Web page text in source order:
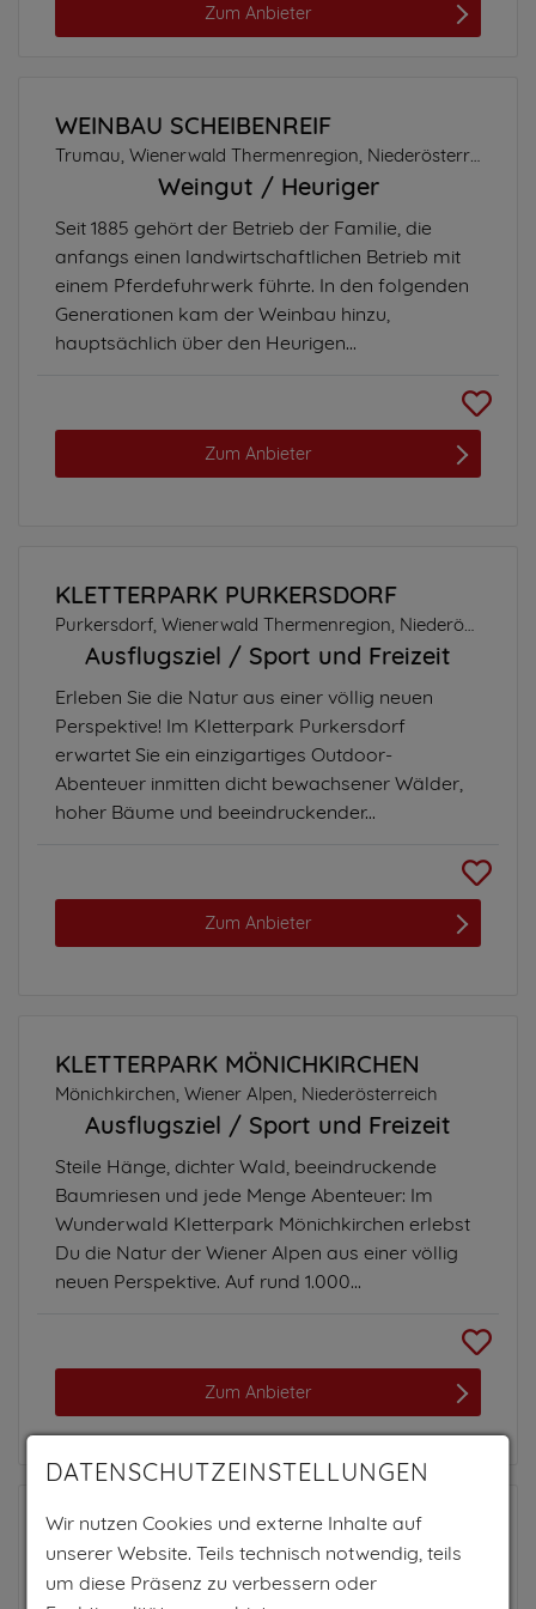
Zum Anbieter
WEINBAU SCHEIBENREIF
Trumau, Wienerwald Thermenregion, Niederösterreich
Weingut Heuriger
Seit 1885 gehört der Betrieb der Familie, die
anfangs einen landwirtschaftlichen Betrieb mit
einem Pferdefuhrwerk führte. In den folgenden
Generationen kam der Weinbau hinzu,
hauptsächlich über den Heurigen...
Zum Anbieter
KLETTERPARK PURKERSDORF
Purkersdorf, Wienerwald Thermenregion, Niederösterreich
Ausflugsziel Sport und Freizeit
Erleben Sie die Natur aus einer völlig neuen
Perspektive! Im Kletterpark Purkersdorf
erwartet Sie ein einzigartiges Outdoor-
Abenteuer inmitten dicht bewachsener Wälder,
hoher Bäume und beeindruckender...
Zum Anbieter
KLETTERPARK MÖNICHKIRCHEN
Mönichkirchen, Wiener Alpen, Niederösterreich
Ausflugsziel Sport und Freizeit
Steile Hänge, dichter Wald, beeindruckende
Baumriesen und jede Menge Abenteuer: Im
Wunderwald Kletterpark Mönichkirchen erlebst
Du die Natur der Wiener Alpen aus einer völlig
neuen Perspektive. Auf rund 1.000...
Zum Anbieter
HOTEL JÄGERHOF
Zams, Ferienregion TirolWest, Tirol
Hotel Wellnesshotel Massagen
DATENSCHUTZEINSTELLUNGEN
Wir nutzen Cookies und externe Inhalte auf
unserer Website. Teils technisch notwendig, teils
um diese Präsenz zu verbessern oder